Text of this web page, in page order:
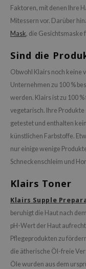
Faktoren, mit denen Ihre
Mitessern vor. Darüber
Mask, die Gesichtsmaske
Sind die
Obwohl Klairs noch keine
Unternehmen zu 100 %
werden. Klairs ist zu 100
vegetarisch. Ihre
getestet und enthalten
künstlichen Farbstoffe.
nur einige wenige
Schneckenschleim und
Klairs Toner
Klairs Supple
beruhigt die Haut nach
pH-Wert der Haut
Pflegeprodukten zu
die ätherische Öl-freie
Öle wurden aus dem